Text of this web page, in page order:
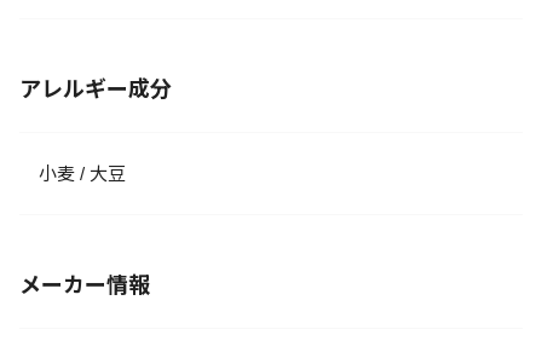
アレルギー成分
小麦 / 大豆
メーカー情報